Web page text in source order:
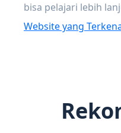
bisa pelajari lebih
Website yang